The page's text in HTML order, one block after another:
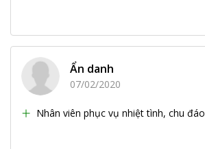
Ẩn danh
07/02/2020
Nhân viên phục vụ nhiệt tình, chu đáo